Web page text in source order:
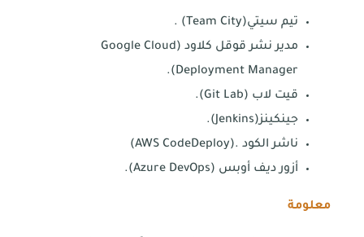
تيم سيتي(Team City) .
مدير نشر قوقل كلاود (Google Cloud
Deployment Manager).
قيت لاب (Git Lab).
جينكينز(Jenkins).
ناشر الكود .(AWS CodeDeploy)
أزور ديف أوبس (Azure DevOps).
معلومة